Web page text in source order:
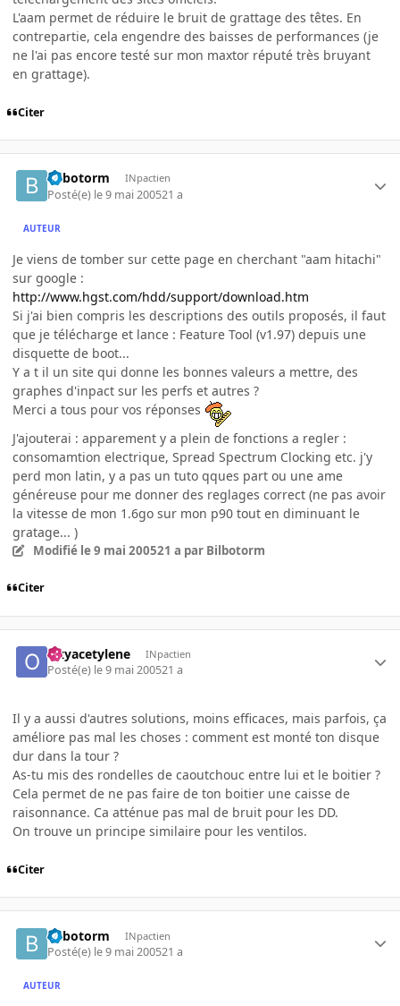
L'aam permet de réduire le bruit de grattage des têtes. En
contrepartie, cela engendre des baisses de performances (je
ne l'ai pas encore testé sur mon maxtor réputé très bruyant
en grattage).
Citer
Bilbotorm INpactien
Posté(e) le 9 mai 200521 a
AUTEUR
Je viens de tomber sur cette page en cherchant "aam hitachi"
sur google :
http://www.hgst.com/hdd/support/download.htm
Si j'ai bien compris les descriptions des outils proposés, il faut
que je télécharge et lance : Feature Tool (v1.97) depuis une
disquette de boot...
Y a t il un site qui donne les bonnes valeurs a mettre, des
graphes d'inpact sur les perfs et autres ?
Merci a tous pour vos réponses
J'ajouterai : apparement y a plein de fonctions a regler :
consomamtion electrique, Spread Spectrum Clocking etc. j'y
perd mon latin, y a pas un tuto qques part ou une ame
généreuse pour me donner des reglages correct (ne pas avoir
la vitesse de mon 1.6go sur mon p90 tout en diminuant le
gratage... )
Modifié le 9 mai 200521 a par Bilbotorm
Citer
Oxyacetylene INpactien
Posté(e) le 9 mai 200521 a
Il y a aussi d'autres solutions, moins efficaces, mais parfois, ça
améliore pas mal les choses : comment est monté ton disque
dur dans la tour ?
As-tu mis des rondelles de caoutchouc entre lui et le boitier ?
Cela permet de ne pas faire de ton boitier une caisse de
raisonnance. Ca atténue pas mal de bruit pour les DD.
On trouve un principe similaire pour les ventilos.
Citer
Bilbotorm INpactien
Posté(e) le 9 mai 200521 a
AUTEUR